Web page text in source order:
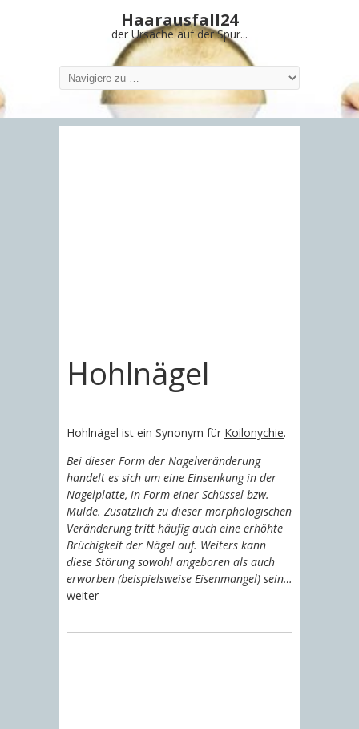
Haarausfall24
der Ursache auf der Spur...
Hohlnägel
Hohlnägel ist ein Synonym für Koilonychie.
Bei dieser Form der Nagelveränderung
handelt es sich um eine Einsenkung in der
Nagelplatte, in Form einer Schüssel bzw.
Mulde. Zusätzlich zu dieser morphologischen
Veränderung tritt häufig auch eine erhöhte
Brüchigkeit der Nägel auf. Weiters kann
diese Störung sowohl angeboren als auch
erworben (beispielsweise Eisenmangel) sein…
weiter